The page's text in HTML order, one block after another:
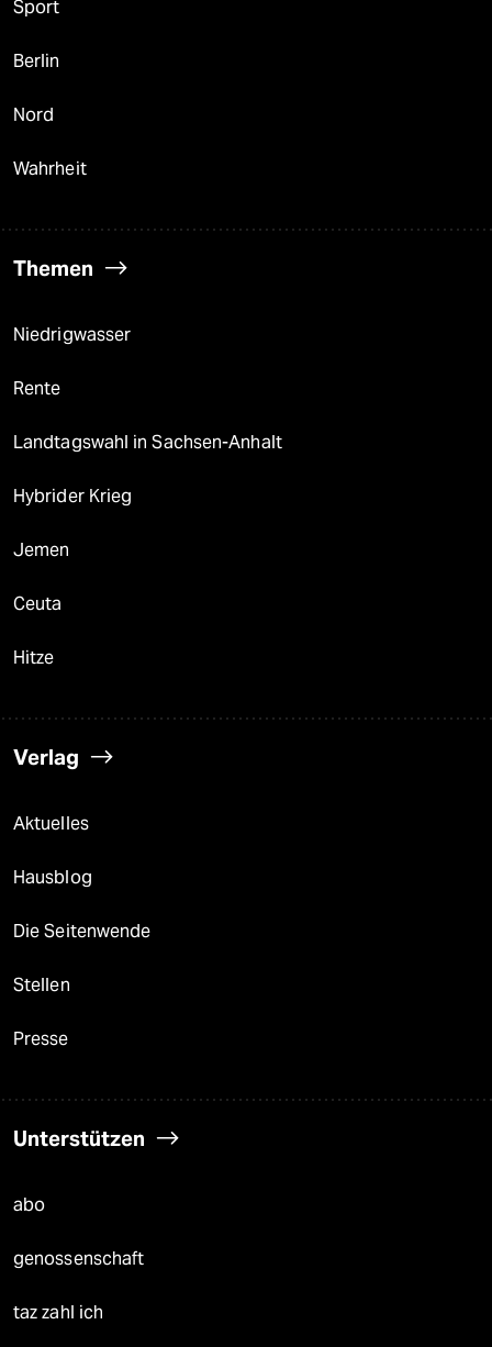
Sport
Berlin
Nord
Wahrheit
Themen
Niedrigwasser
Rente
Landtagswahl in Sachsen-Anhalt
Hybrider Krieg
Jemen
Ceuta
Hitze
Verlag
Aktuelles
Hausblog
Die Seitenwende
Stellen
Presse
Unterstützen
abo
genossenschaft
taz zahl ich